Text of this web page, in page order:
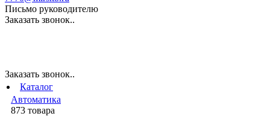
Письмо руководителю
Заказать звонок..
Заказать звонок..
Каталог
Автоматика
873 товара